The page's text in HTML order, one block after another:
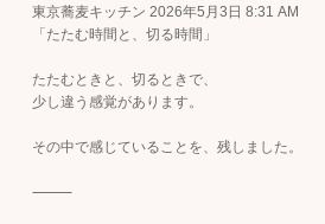
東京蕎麦キッチン 2026年5月3日 8:31 AM
「たたむ時間と、切る時間」
たたむときと、切るときで、
少し違う感覚があります。
その中で感じていることを、残しました。
⸻